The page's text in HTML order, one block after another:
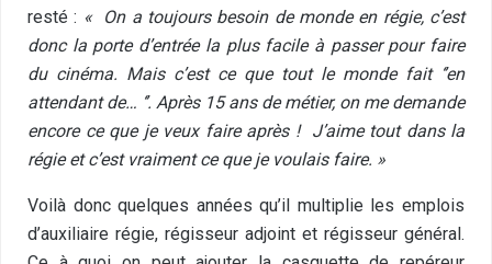
resté : « On a toujours besoin de monde en régie, c’est
donc la porte d’entrée la plus facile à passer pour faire
du cinéma. Mais c’est ce que tout le monde fait ‘’en
attendant de… ‘’. Après 15 ans de métier, on me demande
encore ce que je veux faire après ! J’aime tout dans la
régie et c’est vraiment ce que je voulais faire. »
Voilà donc quelques années qu’il multiplie les emplois
d’auxiliaire régie, régisseur adjoint et régisseur général.